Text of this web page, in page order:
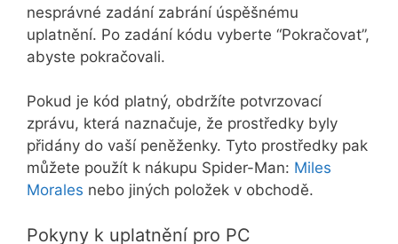
nesprávné zadání zabrání úspěšnému
uplatnění. Po zadání kódu vyberte “Pokračovat”,
abyste pokračovali.
Pokud je kód platný, obdržíte potvrzovací
zprávu, která naznačuje, že prostředky byly
přidány do vaší peněženky. Tyto prostředky pak
můžete použít k nákupu Spider-Man: Miles
Morales nebo jiných položek v obchodě.
Pokyny k uplatnění pro PC